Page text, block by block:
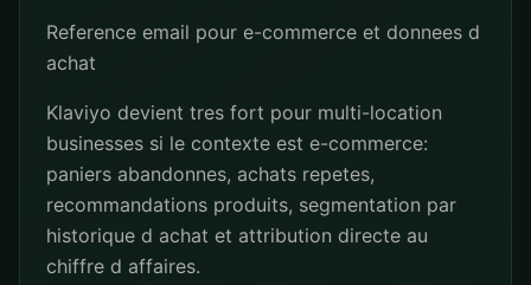
Reference email pour e-commerce et donnees d
achat
Klaviyo devient tres fort pour multi-location
businesses si le contexte est e-commerce:
paniers abandonnes, achats repetes,
recommandations produits, segmentation par
historique d achat et attribution directe au
chiffre d affaires.